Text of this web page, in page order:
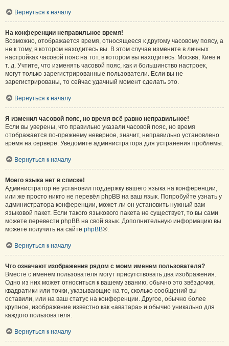
Вернуться к началу
На конференции неправильное время!
Возможно, отображается время, относящееся к другому часовому поясу, а
не к тому, в котором находитесь вы. В этом случае измените в личных
настройках часовой пояс на тот, в котором вы находитесь: Москва, Киев и
т. д. Учтите, что изменять часовой пояс, как и большинство настроек,
могут только зарегистрированные пользователи. Если вы не
зарегистрированы, то сейчас удачный момент сделать это.
Вернуться к началу
Я изменил часовой пояс, но время всё равно неправильное!
Если вы уверены, что правильно указали часовой пояс, но время
отображается по-прежнему неверное, значит, неправильно установлено
время на сервере. Уведомите администратора для устранения проблемы.
Вернуться к началу
Моего языка нет в списке!
Администратор не установил поддержку вашего языка на конференции,
или же просто никто не перевёл phpBB на ваш язык. Попробуйте узнать у
администратора конференции, может ли он установить нужный вам
языковой пакет. Если такого языкового пакета не существует, то вы сами
можете перевести phpBB на свой язык. Дополнительную информацию вы
можете получить на сайте phpBB®.
Вернуться к началу
Что означают изображения рядом с моим именем пользователя?
Вместе с именем пользователя могут присутствовать два изображения.
Одно из них может относиться к вашему званию, обычно это звёздочки,
квадратики или точки, указывающие на то, сколько сообщений вы
оставили, или на ваш статус на конференции. Другое, обычно более
крупное, изображение известно как «аватара» и обычно уникально для
каждого пользователя.
Вернуться к началу